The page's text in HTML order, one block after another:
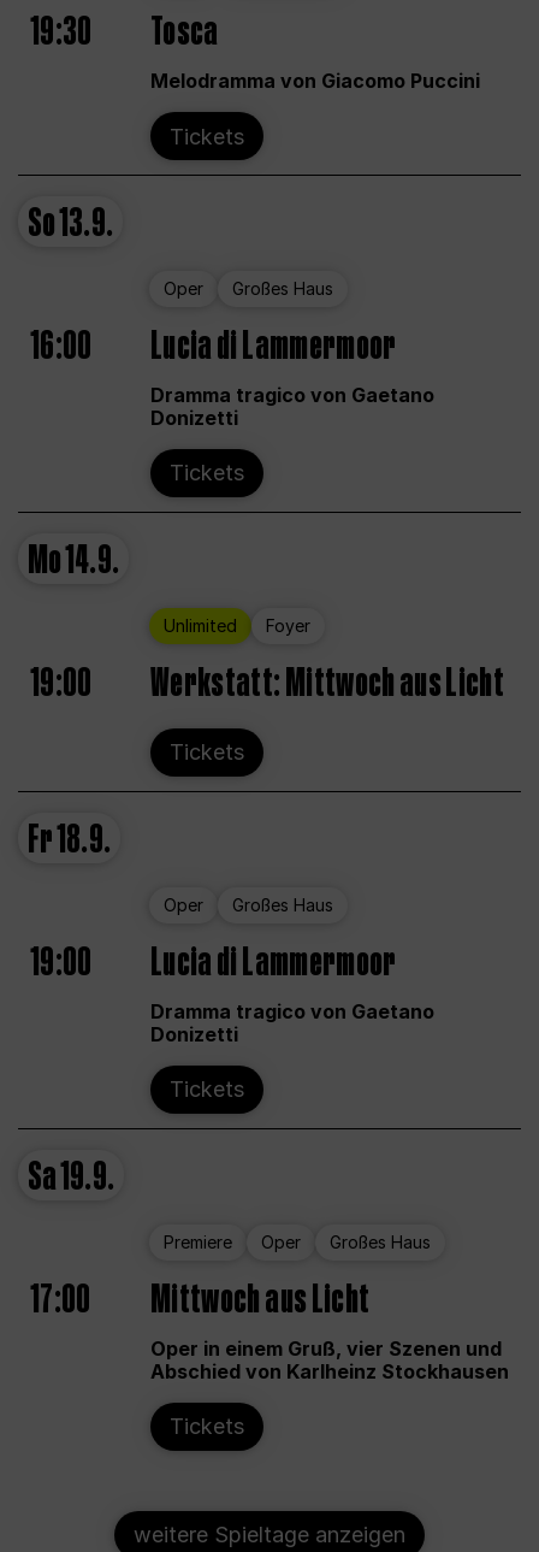
19:30 Tosca
Melodramma von Giacomo Puccini
Tickets
So13.9.
Oper Großes Haus
16:00 Lucia di Lammermoor
Dramma tragico von Gaetano
Donizetti
Tickets
Mo14.9.
Unlimited Foyer
19:00 Werkstatt: Mittwoch aus Licht
Tickets
Fr18.9.
Oper Großes Haus
19:00 Lucia di Lammermoor
Dramma tragico von Gaetano
Donizetti
Tickets
Sa19.9.
Premiere Oper Großes Haus
17:00 Mittwoch aus Licht
Oper in einem Gruß, vier Szenen und
Abschied von Karlheinz Stockhausen
Tickets
weitere Spieltage anzeigen